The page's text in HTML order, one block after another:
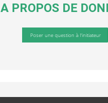
A PROPOS DE
Poser une question à l'initiateur